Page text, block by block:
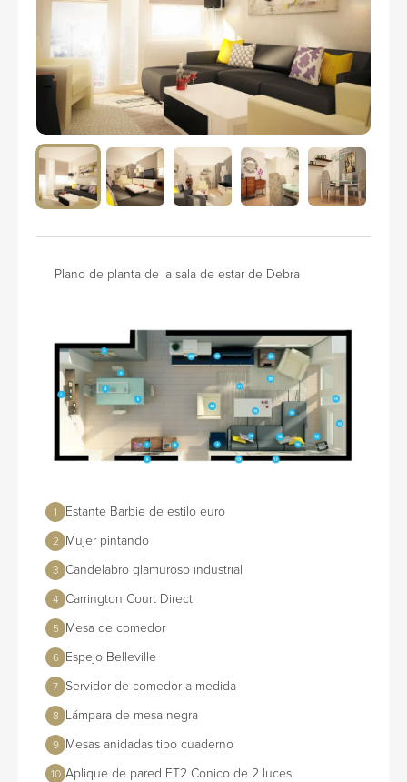
Plano de planta de la sala de estar de Debra
1 Estante Barbie de estilo euro
2 Mujer pintando
3 Candelabro glamuroso industrial
4 Carrington Court Direct
5 Mesa de comedor
6 Espejo Belleville
7 Servidor de comedor a medida
8 Lámpara de mesa negra
9 Mesas anidadas tipo cuaderno
10 Aplique de pared ET2 Conico de 2 luces